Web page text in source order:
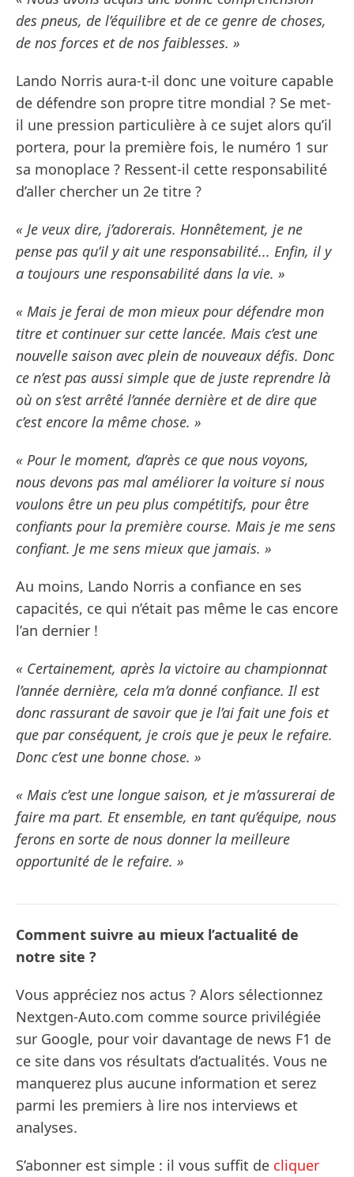
des pneus, de l’équilibre et de ce genre de choses,
de nos forces et de nos faiblesses. »
Lando Norris aura-t-il donc une voiture capable
de défendre son propre titre mondial ? Se met-
il une pression particulière à ce sujet alors qu’il
portera, pour la première fois, le numéro 1 sur
sa monoplace ? Ressent-il cette responsabilité
d’aller chercher un 2e titre ?
« Je veux dire, j’adorerais. Honnêtement, je ne
pense pas qu’il y ait une responsabilité... Enfin, il y
a toujours une responsabilité dans la vie. »
« Mais je ferai de mon mieux pour défendre mon
titre et continuer sur cette lancée. Mais c’est une
nouvelle saison avec plein de nouveaux défis. Donc
ce n’est pas aussi simple que de juste reprendre là
où on s’est arrêté l’année dernière et de dire que
c’est encore la même chose. »
« Pour le moment, d’après ce que nous voyons,
nous devons pas mal améliorer la voiture si nous
voulons être un peu plus compétitifs, pour être
confiants pour la première course. Mais je me sens
confiant. Je me sens mieux que jamais. »
Au moins, Lando Norris a confiance en ses
capacités, ce qui n’était pas même le cas encore
l’an dernier !
« Certainement, après la victoire au championnat
l’année dernière, cela m’a donné confiance. Il est
donc rassurant de savoir que je l’ai fait une fois et
que par conséquent, je crois que je peux le refaire.
Donc c’est une bonne chose. »
« Mais c’est une longue saison, et je m’assurerai de
faire ma part. Et ensemble, en tant qu’équipe, nous
ferons en sorte de nous donner la meilleure
opportunité de le refaire. »
Comment suivre au mieux l’actualité de
notre site ?
Vous appréciez nos actus ? Alors sélectionnez
Nextgen-Auto.com comme source privilégiée
sur Google, pour voir davantage de news F1 de
ce site dans vos résultats d’actualités. Vous ne
manquerez plus aucune information et serez
parmi les premiers à lire nos interviews et
analyses.
S’abonner est simple : il vous suffit de cliquer